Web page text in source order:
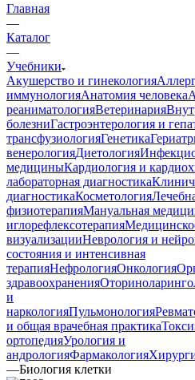
Главная
—
Каталог
—
Учебники
Акушерство и гинекология
иммунологияАнатомия человека
реаниматологияВетеринария
болезниГастроэнтерология и
трансфузиологияГенетика
венерологияДиетология
медициныКардиология и
лабораторная диагностика
диагностикаКосметология
физиотерапияМануальная
иглорефлексотерапия
визуализацииНеврология и
состояния и интенсивная
терапияНефрологияОнкология
здравоохранения
и
наркологияПульмонология
и общая врачебная практика
ортопедияУрология и
андрологияФармакология
—Биология клетки